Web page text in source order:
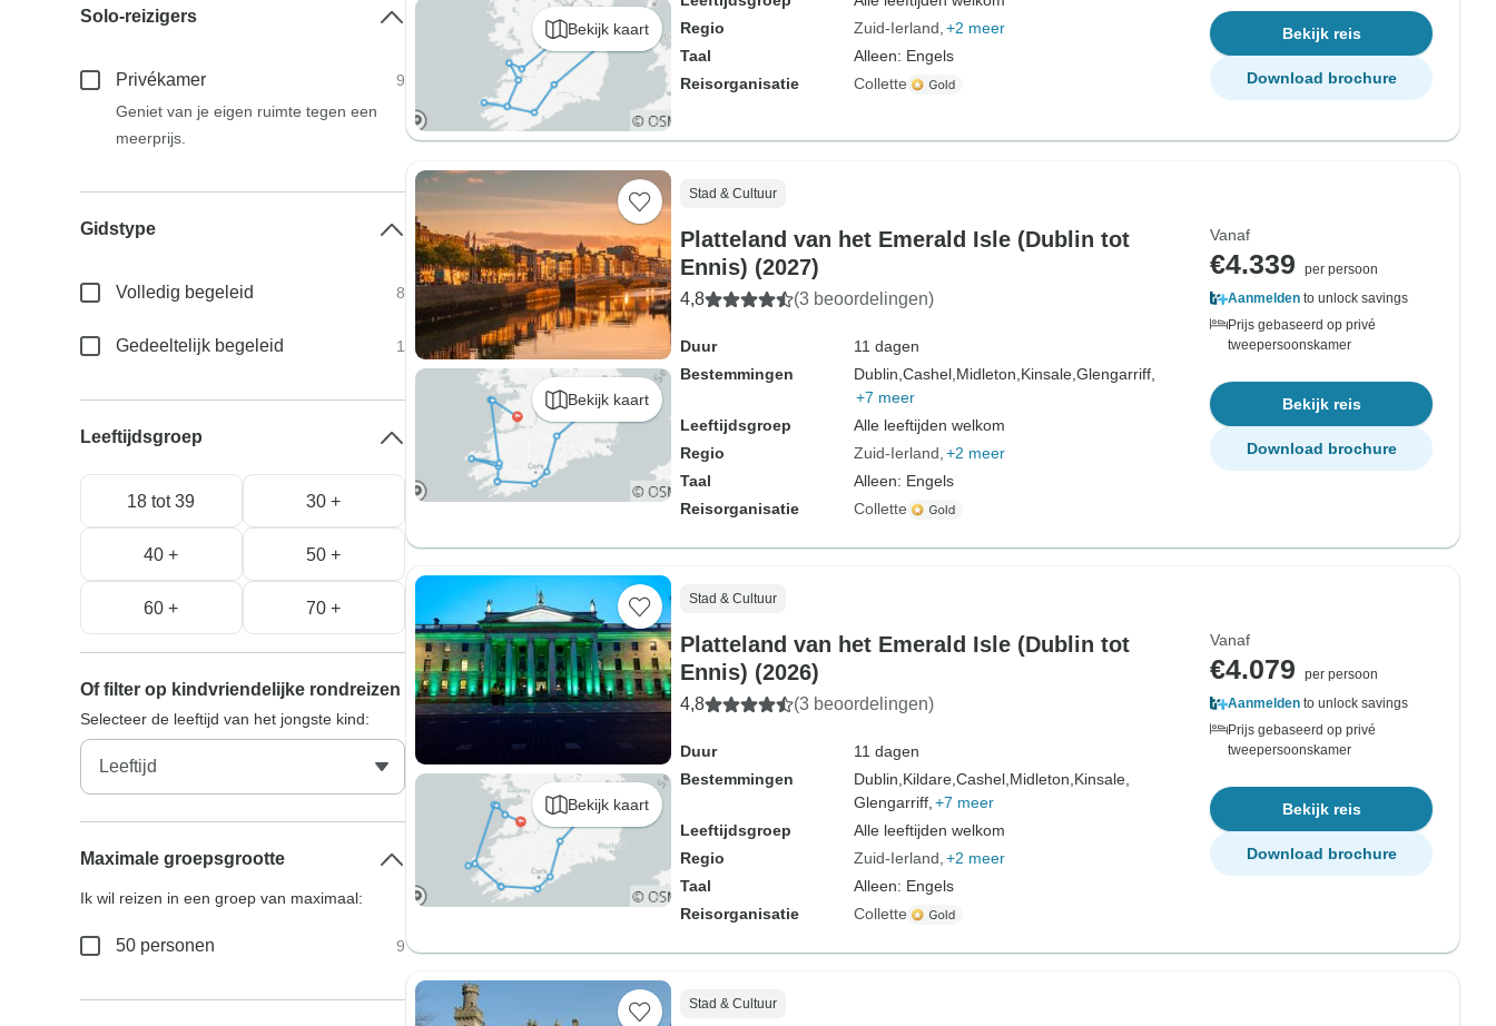
Bekijk kaart
Regio
Zuid-Ierland +2 meer
Taal
Alleen: Engels
Reisorganisatie
Collette
Bekijk reis
Download brochure
Bekijk kaart
Stad & Cultuur
Platteland van het Emerald Isle (Dublin tot
Ennis) (2027)
4,8 (3 beoordelingen)
Duur
11 dagen
Bestemmingen
Dublin, Cashel, Midleton, Kinsale, Glengarriff,
+7 meer
Leeftijdsgroep
Alle leeftijden welkom
Regio
Zuid-Ierland +2 meer
Taal
Alleen: Engels
Reisorganisatie
Collette
Vanaf
€4.339
per persoon
Aanmelden to unlock savings
Prijs gebaseerd op privé
tweepersoonskamer
Bekijk reis
Download brochure
Bekijk kaart
Stad & Cultuur
Platteland van het Emerald Isle (Dublin tot
Ennis) (2026)
4,8 (3 beoordelingen)
Duur
11 dagen
Bestemmingen
Dublin, Kildare, Cashel, Midleton, Kinsale,
Glengarriff, +7 meer
Leeftijdsgroep
Alle leeftijden welkom
Regio
Zuid-Ierland +2 meer
Taal
Alleen: Engels
Reisorganisatie
Collette
Vanaf
€4.079
per persoon
Aanmelden to unlock savings
Prijs gebaseerd op privé
tweepersoonskamer
Bekijk reis
Download brochure
Stad & Cultuur
Solo-reizigers
Privékamer
9
Geniet van je eigen ruimte tegen een
meerprijs.
Gidstype
Volledig begeleid 8
Gedeeltelijk begeleid 1
Leeftijdsgroep
18 tot 39 30 +
40 + 50 +
60 + 70 +
Of filter op kindvriendelijke rondreizen
Selecteer de leeftijd van het jongste kind:
Maximale groepsgrootte
Ik wil reizen in een groep van maximaal:
50 personen 9